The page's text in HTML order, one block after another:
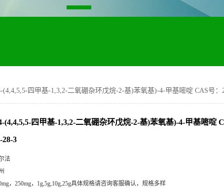
(4,4,5,5-四甲基-1,3,2-二氧硼杂环戊烷-2-基)苯氧基)-4-甲基嘧啶 CAS号：
(4,4,5,5-四甲基-1,3,2-二氧硼杂环戊烷-2-基)苯氧基)-4-甲基嘧啶
28-3
法
，250mg，1g,5g,10g,25g具体规格请咨询客服确认，规格多样